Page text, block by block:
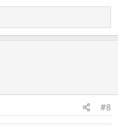
#8